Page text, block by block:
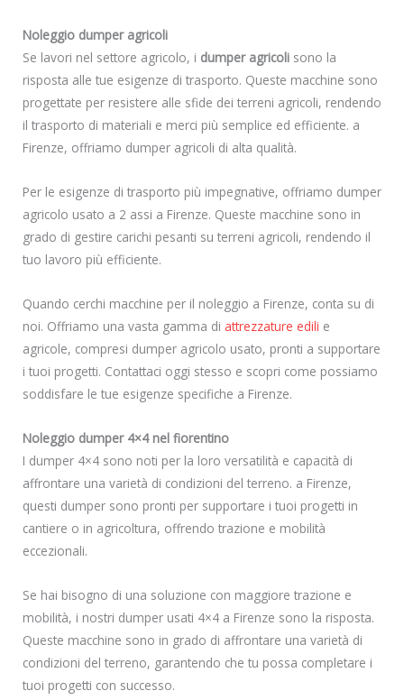
Noleggio dumper agricoli
Se lavori nel settore agricolo, i dumper agricoli sono la
risposta alle tue esigenze di trasporto. Queste macchine sono
progettate per resistere alle sfide dei terreni agricoli, rendendo
il trasporto di materiali e merci più semplice ed efficiente. a
Firenze, offriamo dumper agricoli di alta qualità.
Per le esigenze di trasporto più impegnative, offriamo dumper
agricolo usato a 2 assi a Firenze. Queste macchine sono in
grado di gestire carichi pesanti su terreni agricoli, rendendo il
tuo lavoro più efficiente.
Quando cerchi macchine per il noleggio a Firenze, conta su di
noi. Offriamo una vasta gamma di attrezzature edili e
agricole, compresi dumper agricolo usato, pronti a supportare
i tuoi progetti. Contattaci oggi stesso e scopri come possiamo
soddisfare le tue esigenze specifiche a Firenze.
Noleggio dumper 4×4 nel fiorentino
I dumper 4×4 sono noti per la loro versatilità e capacità di
affrontare una varietà di condizioni del terreno. a Firenze,
questi dumper sono pronti per supportare i tuoi progetti in
cantiere o in agricoltura, offrendo trazione e mobilità
eccezionali.
Se hai bisogno di una soluzione con maggiore trazione e
mobilità, i nostri dumper usati 4×4 a Firenze sono la risposta.
Queste macchine sono in grado di affrontare una varietà di
condizioni del terreno, garantendo che tu possa completare i
tuoi progetti con successo.